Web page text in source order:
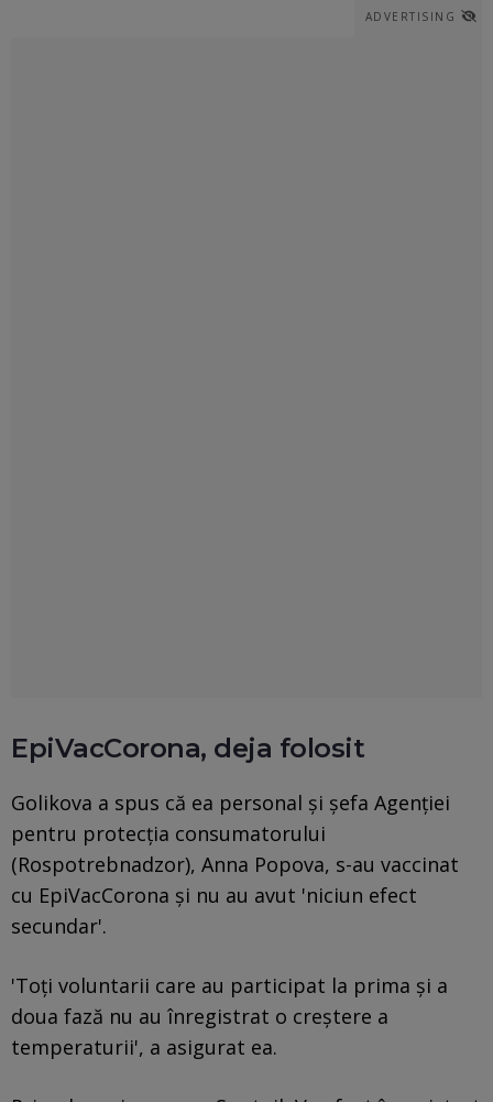
ADVERTISING
EpiVacCorona, deja folosit
Golikova a spus că ea personal şi şefa Agenţiei
pentru protecţia consumatorului
(Rospotrebnadzor), Anna Popova, s-au vaccinat
cu EpiVacCorona şi nu au avut 'niciun efect
secundar'.
'Toţi voluntarii care au participat la prima şi a
doua fază nu au înregistrat o creştere a
temperaturii', a asigurat ea.